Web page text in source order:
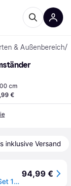
& Außenbereich/
cm
€
inklusive Versand
vidaXL 4-tlg. Kreuzfuß-Schirmständer-Set 100 kg PP
94,99 €